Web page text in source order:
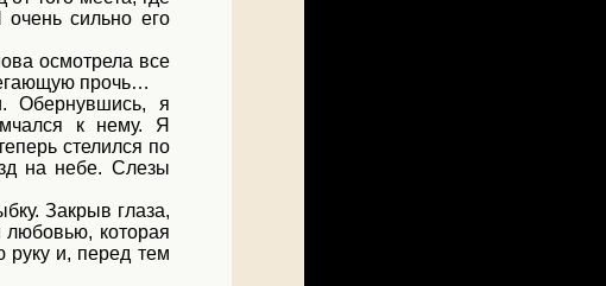
сильно его
осмотрела все
прочь…
Обернувшись, я
к нему. Я
стелился по
на небе. Слезы
Закрыв глаза,
любовью, которая
руку и, перед тем